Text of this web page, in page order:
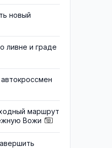
новый
ливне и граде
маршрут
Вожи